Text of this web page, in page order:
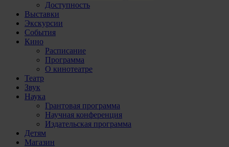
Доступность
Выставки
Экскурсии
События
Кино
Расписание
Программа
О кинотеатре
Театр
Звук
Наука
Грантовая программа
Научная конференция
Издательская программа
Детям
Магазин